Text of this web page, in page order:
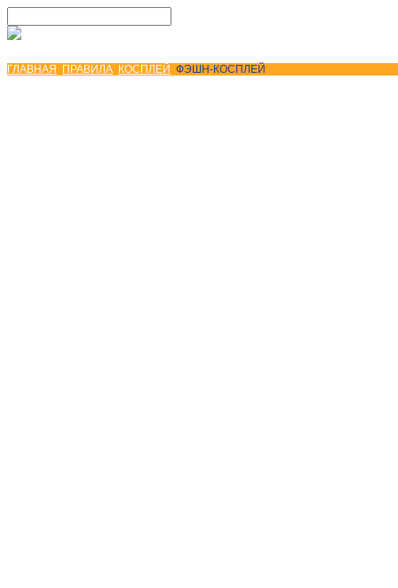
ГЛАВНАЯ ПРАВИЛА КОСПЛЕЙ ФЭШН-КОСПЛЕЙ